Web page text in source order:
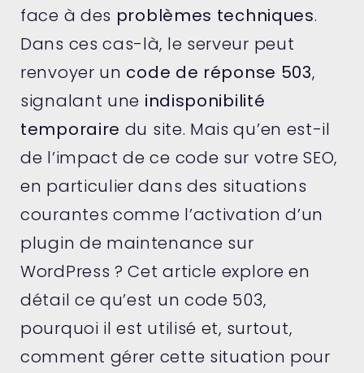
face à des problèmes techniques.
Dans ces cas-là, le serveur peut
renvoyer un code de réponse 503,
signalant une indisponibilité
temporaire du site. Mais qu’en est-il
de l’impact de ce code sur votre SEO,
en particulier dans des situations
courantes comme l’activation d’un
plugin de maintenance sur
WordPress ? Cet article explore en
détail ce qu’est un code 503,
pourquoi il est utilisé et, surtout,
comment gérer cette situation pour